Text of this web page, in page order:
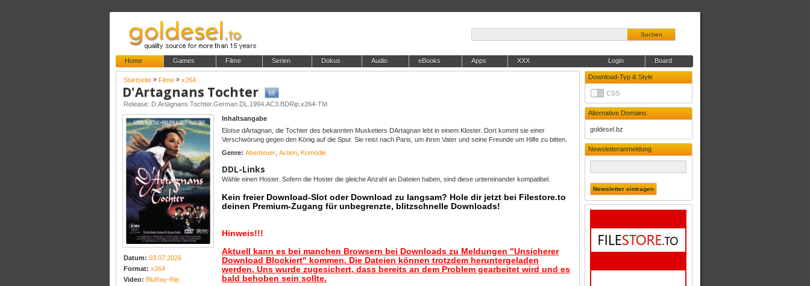
Suchen
Home Games Filme Serien Dokus Audio eBooks Apps XXX Board
Login
Download-Typ & Style
CSS
Alternative Domains
goldesel.bz
Newsletteranmeldung
Startseite » Filme » x264
D'Artagnans Tochter
Release: D.Artagnans.Tochter.German.DL.1994.AC3.BDRip.x264-TM
Datum: 03.07.2026
Format: x264
Video: BluRay-Rip
Inhaltsangabe
Eloïse dArtagnan, die Tochter des bekannten Musketiers DArtagnan lebt in einem Kloster. Dort kommt sie einer
Verschwörung gegen den König auf die Spur. Sie reist nach Paris, um ihren Vater und seine Freunde um Hilfe zu bitten.
Genre: Abenteuer Action Komödie
DDL-Links
Wähle einen Hoster. Sofern die Hoster die gleiche Anzahl an Dateien haben, sind diese untereinander kompatibel.
Kein freier Download-Slot oder Download zu langsam? Hole dir jetzt bei Filestore.to
deinen Premium-Zugang für unbegrenzte, blitzschnelle Downloads!
Hinweis!!!
Aktuell kann es bei manchen Browsern bei Downloads zu Meldungen "Unsicherer
Download Blockiert" kommen. Die Dateien können trotzdem heruntergeladen
werden. Uns wurde zugesichert, dass bereits an dem Problem gearbeitet wird und es
bald behoben sein sollte.